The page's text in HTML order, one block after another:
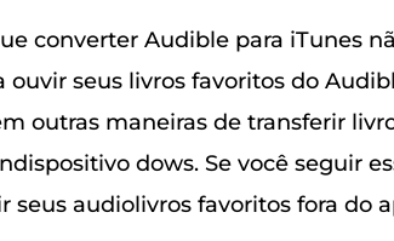
converter Audible para iTunes
ouvir seus livros favoritos do
outras maneiras de transferir
dows. Se você seguir
seus audiolivros favoritos fora do